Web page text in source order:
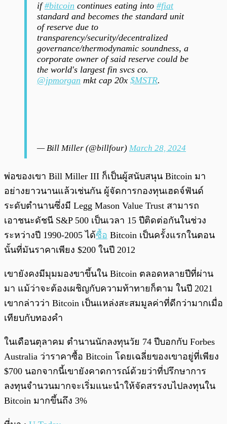
if#bitcoin continues eating into #fiat
standard and becomes the standard unit
of reserve due to
transparency/security/decentralized
governance/thermodynamic soundness, a
corporate owner of said reserve could be
the world's largest fin svcs co.
@jpmorgan mkt cap 20x $MSTR.
— Bill Miller (@billfour) March 28, 2024
พ่อของเขา Bill Miller III ก็เป็นผู้สนับสนุน Bitcoin มา
อย่างยาวนานแล้วเช่นกัน ผู้จัดการกองทุนเฮดจ์ฟันด์
ระดับตำนานซึ่งมี Legg Mason Value Trust สามารถ
เอาชนะดัชนี S&P 500 เป็นเวลา 15 ปีติดต่อกันในช่วง
ระหว่างปี 1990-2005 ได้ซื้อ Bitcoin เป็นครั้งแรกในตอน
นั้นที่มันราคาเพียง $200 ในปี 2012
เขายังคงมีมุมมองขาขึ้นใน Bitcoin ตลอดหลายปีที่ผ่าน
มา แม้ว่าจะต้องเผชิญกับความท้าทายก็ตาม ในปี 2021
เขากล่าวว่า Bitcoin เป็นแหล่งสะสมมูลค่าที่ดีกว่ามากเมื่อ
เทียบกับทองคำ
ในเดือนตุลาคม ตำนานนักลงทุนวัย 74 ปีบอกกับ Forbes
Australia ว่าราคาซื้อ Bitcoin โดยเฉลี่ยของเขาอยู่ที่เพียง
$700 นอกจากนี้เขายังคาดการณ์ด้วยว่าที่ปรึกษาการ
ลงทุนจำนวนมากจะเริ่มแนะนำให้จัดสรรงบไปลงทุนใน
Bitcoin มากขึ้นถึง 3%